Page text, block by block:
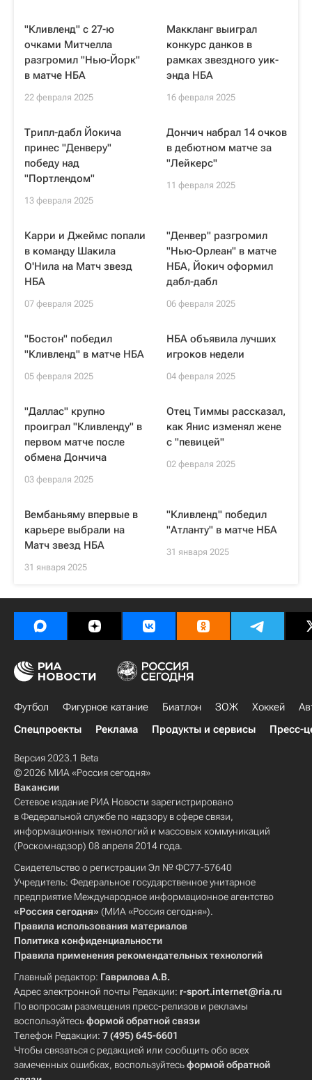
"Кливленд" с 27-ю
очками Митчелла
разгромил "Нью-Йорк"
в матче НБА
22 февраля 2025
Маккланг выиграл
конкурс данков в
рамках звездного уик-
энда НБА
16 февраля 2025
Трипл-дабл Йокича
принес "Денверу"
победу над
"Портлендом"
13 февраля 2025
Дончич набрал 14 очков
в дебютном матче за
"Лейкерс"
11 февраля 2025
Карри и Джеймс попали
в команду Шакила
О'Нила на Матч звезд
НБА
07 февраля 2025
"Денвер" разгромил
"Нью-Орлеан" в матче
НБА, Йокич оформил
дабл-дабл
06 февраля 2025
"Бостон" победил
"Кливленд" в матче НБА
05 февраля 2025
НБА объявила лучших
игроков недели
04 февраля 2025
"Даллас" крупно
проиграл "Кливленду" в
первом матче после
обмена Дончича
03 февраля 2025
Отец Тиммы рассказал,
как Янис изменял жене
с "певицей"
02 февраля 2025
Вембаньяму впервые в
карьере выбрали на
Матч звезд НБА
31 января 2025
"Кливленд" победил
"Атланту" в матче НБА
31 января 2025
Футбол Фигурное катание Биатлон ЗОЖ Хоккей
Спецпроекты
Реклама Продукты и сервисы Пресс-
Версия 2023.1 Beta
© 2026 МИА «Россия сегодня»
Вакансии
Сетевое издание РИА Новости зарегистрировано
в Федеральной службе по надзору в сфере связи,
информационных технологий и массовых коммуникаций
(Роскомнадзор) 08 апреля 2014 года.
Свидетельство о регистрации Эл № ФС77-57640
Учредитель: Федеральное государственное унитарное
предприятие Международное информационное агентство
«Россия сегодня» (МИА «Россия сегодня»).
Правила использования материалов
Политика конфиденциальности
Правила применения рекомендательных технологий
Главный редактор: Гаврилова А.В.
Адрес электронной почты Редакции: r-sport.internet@ria.ru
По вопросам размещения пресс-релизов и рекламы
воспользуйтесьформой обратной связи
Телефон Редакции: 7 (495) 645-6601
Чтобы связаться с редакцией или сообщить обо всех
замеченных ошибках, воспользуйтесьформой обратной